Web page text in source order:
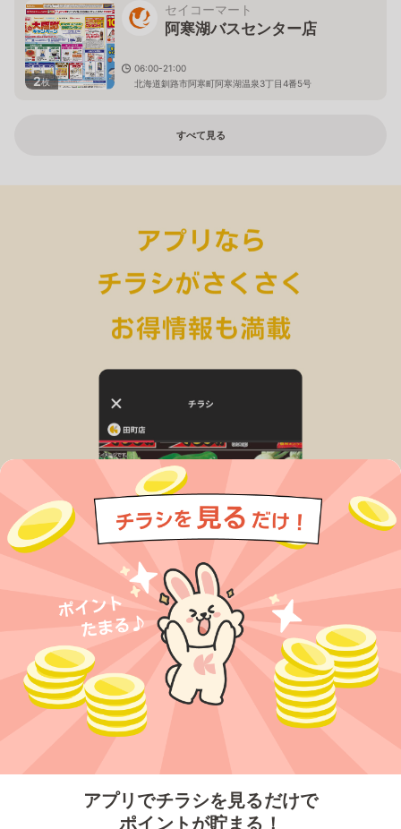
アプリでチラシを見るだけで
ポイントが貯まる！
2枚
セイコーマート
阿寒湖バスセンター店
06:00-21:00
北海道釧路市阿寒町阿寒湖温泉3丁目4番5号
すべて見る